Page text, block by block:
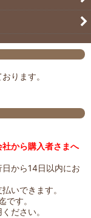
ります。
から購入者さまへ
から14日以内にお
いできます。
す。
ださい。